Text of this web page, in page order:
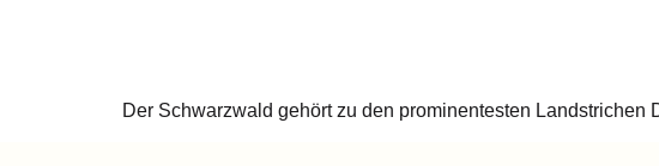
Der Schwarzwald gehört zu den prominentesten